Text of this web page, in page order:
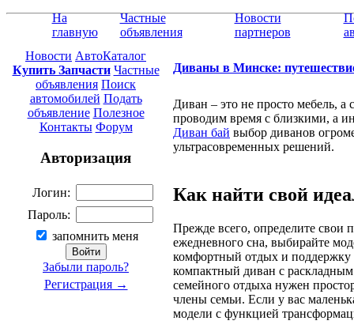
На
главную
Частные
объявления
Новости
партнеров
Новости АвтоКаталог
Купить Запчасти Частные
объявления Поиск
автомобилей Подать
объявление Полезное
Контакты Форум
Авторизация
Логин:
Пароль:
запомнить меня
Забыли пароль?
Регистрация →
Диваны в Минске:
Диван – это не просто мебель,
проводим время с близкими, а
Диван бай выбор диванов
ультрасовременных решений.
Как найти свой
Прежде всего, определите свои
ежедневного сна, выбирайте
комфортный отдых и поддержку
компактный диван с
семейного отдыха нужен
члены семьи. Если у вас
модели с функцией